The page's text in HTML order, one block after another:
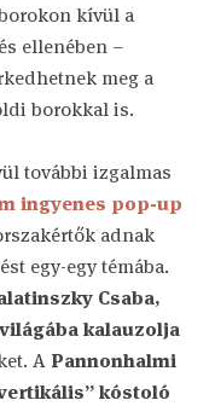
kívül a
ellenében –
meg a
borokkal is.
további izgalmas
ingyenes pop-up
adnak
egy-egy témába.
Csaba,
kalauzolja
A Pannonhalmi
kóstoló